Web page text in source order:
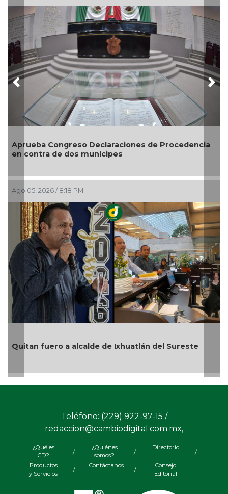
de Procedencia
del Sureste
Entrega DIF Municipal de
credenciales de discapacidad
En Rincón de la Marquesa
por representar riesgos; no
Previous
Teléfono: (229) 922-97-15 /
redaccion@cambiodigital.com.mx,
¿Qué es
CD?
/
¿Quiénes
somos?
/
Directorio
/
Productos
y Servicios
/
Contáctanos
/
Consejo
Editorial